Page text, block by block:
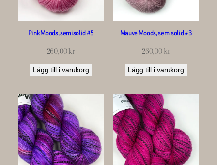
Pink Moods, semisolid #5
260,00kr
Lägg till i varukorg
Mauve Moods, semisolid #3
260,00kr
Lägg till i varukorg